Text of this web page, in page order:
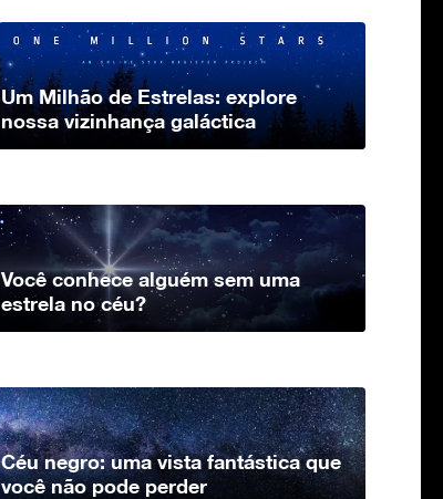
Um Milhão de Estrelas: explore
nossa vizinhança galáctica
Você conhece alguém sem uma
estrela no céu?
Céu negro: uma vista fantástica que
você não pode perder